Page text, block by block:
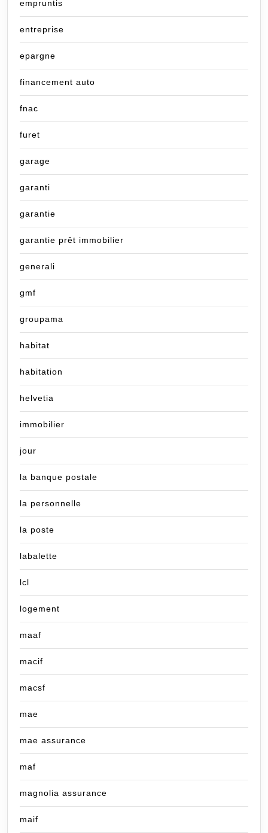
empruntis
entreprise
epargne
financement auto
fnac
furet
garage
garanti
garantie
garantie prêt immobilier
generali
gmf
groupama
habitat
habitation
helvetia
immobilier
jour
la banque postale
la personnelle
la poste
labalette
lcl
logement
maaf
macif
macsf
mae
mae assurance
maf
magnolia assurance
maif